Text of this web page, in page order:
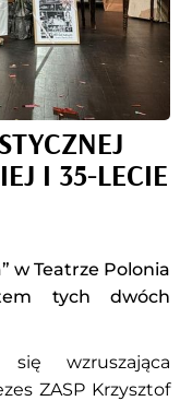
I 35-LECIE
w Teatrze Polonia
tych dwóch
wzruszająca
ZASP Krzysztof